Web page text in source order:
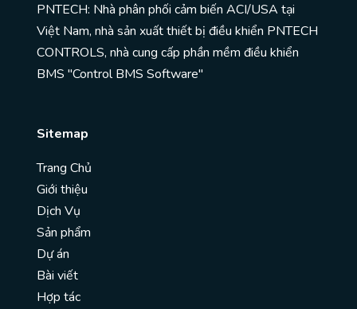
PNTECH: Nhà phân phối cảm biến ACI/USA tại
Việt Nam, nhà sản xuất thiết bị điều khiển PNTECH
CONTROLS, nhà cung cấp phần mềm điều khiển
BMS "Control BMS Software"
Sitemap
Trang Chủ
Giới thiệu
Dịch Vụ
Sản phẩm
Dự án
Bài viết
Hợp tác